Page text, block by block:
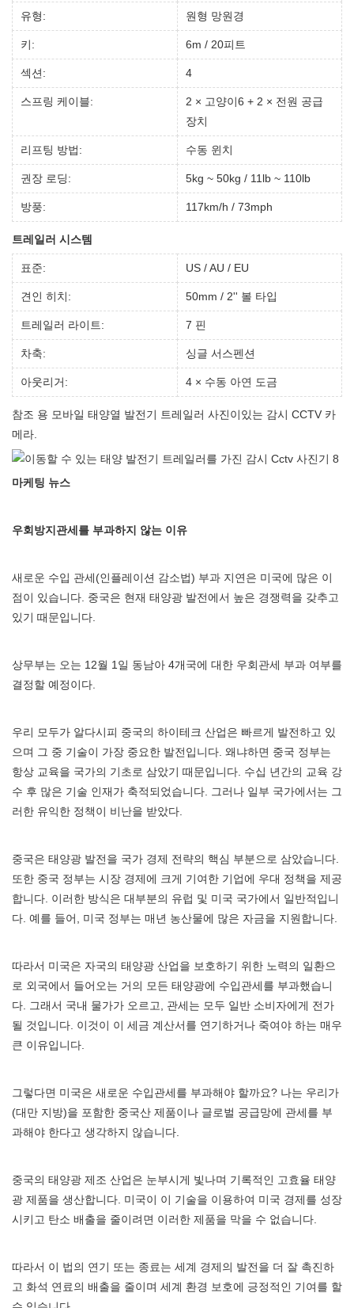
유형: 원형 망원경
키: 6m / 20피트
섹션: 4
스프링 케이블:
2 × 고양이6 + 2 × 전원 공급
장치
리프팅 방법: 수동 윈치
권장 로딩: 5kg ~ 50kg / 11lb ~ 110lb
방풍: 117km/h / 73mph
트레일러 시스템
표준: US / AU / EU
견인 히치: 50mm / 2'' 볼 타입
트레일러 라이트: 7 핀
차축: 싱글 서스펜션
아웃리거: 4 × 수동 아연 도금
참조 용 모바일 태양열 발전기 트레일러 사진이있는 감시 CCTV 카
메라.
마케팅 뉴스
우회방지관세를 부과하지 않는 이유
새로운 수입 관세(인플레이션 감소법) 부과 지연은 미국에 많은 이
점이 있습니다. 중국은 현재 태양광 발전에서 높은 경쟁력을 갖추고
있기 때문입니다.
상무부는 오는 12월 1일 동남아 4개국에 대한 우회관세 부과 여부를
결정할 예정이다.
우리 모두가 알다시피 중국의 하이테크 산업은 빠르게 발전하고 있
으며 그 중 기술이 가장 중요한 발전입니다. 왜냐하면 중국 정부는
항상 교육을 국가의 기초로 삼았기 때문입니다. 수십 년간의 교육 강
수 후 많은 기술 인재가 축적되었습니다. 그러나 일부 국가에서는 그
러한 유익한 정책이 비난을 받았다.
중국은 태양광 발전을 국가 경제 전략의 핵심 부분으로 삼았습니다.
또한 중국 정부는 시장 경제에 크게 기여한 기업에 우대 정책을 제공
합니다. 이러한 방식은 대부분의 유럽 및 미국 국가에서 일반적입니
다. 예를 들어, 미국 정부는 매년 농산물에 많은 자금을 지원합니다.
따라서 미국은 자국의 태양광 산업을 보호하기 위한 노력의 일환으
로 외국에서 들어오는 거의 모든 태양광에 수입관세를 부과했습니
다. 그래서 국내 물가가 오르고, 관세는 모두 일반 소비자에게 전가
될 것입니다. 이것이 이 세금 계산서를 연기하거나 죽여야 하는 매우
큰 이유입니다.
그렇다면 미국은 새로운 수입관세를 부과해야 할까요? 나는 우리가
(대만 지방)을 포함한 중국산 제품이나 글로벌 공급망에 관세를 부
과해야 한다고 생각하지 않습니다.
중국의 태양광 제조 산업은 눈부시게 빛나며 기록적인 고효율 태양
광 제품을 생산합니다. 미국이 이 기술을 이용하여 미국 경제를 성장
시키고 탄소 배출을 줄이려면 이러한 제품을 막을 수 없습니다.
따라서 이 법의 연기 또는 종료는 세계 경제의 발전을 더 잘 촉진하
고 화석 연료의 배출을 줄이며 세계 환경 보호에 긍정적인 기여를 할